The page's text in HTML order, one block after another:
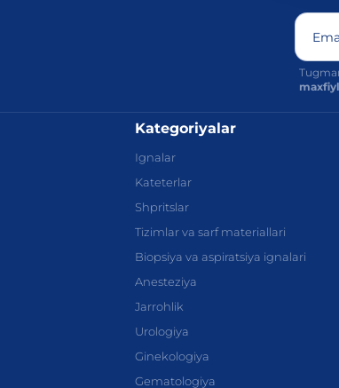
Kategoriyalar
Ignalar
Kateterlar
Shpritslar
Tizimlar va sarf materiallari
Biopsiya va aspiratsiya ignalari
Anesteziya
Jarrohlik
Urologiya
Ginekologiya
Gematologiya